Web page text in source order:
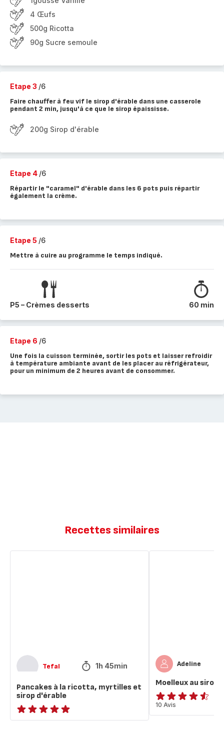
4 Œufs
500g Ricotta
90g Sucre semoule
Etape 3 /6
Faire chauffer à feu vif le sirop d'érable dans une casserole
pendant 2 min, jusqu'à ce que le sirop épaississe.
200g Sirop d'érable
Etape 4 /6
Répartir le "caramel" d'érable dans les 6 pots puis répartir
également la crème.
Etape 5 /6
Mettre à cuire au programme le temps indiqué.
P5 – Crèmes desserts 60 min
Etape 6 /6
Une fois la cuisson terminée, sortir les pots et laisser refroidir
à température ambiante avant de les placer au réfrigérateur,
pour un minimum de 2 heures avant de consommer.
Recettes similaires
Tefal 1h 45min
Pancakes à la ricotta, myrtilles et
sirop d'érable
ratings.NaN
Adeline
Moelleux au sirop
ratings.4.5
10 Avis